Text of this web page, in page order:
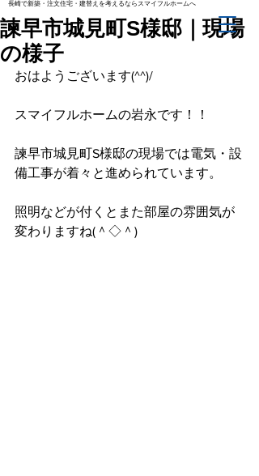
長崎で新築・注文住宅・建替えを考えるならスマイフルホームへ
諫早市城見町S様邸｜現場
の様子
おはようございます(^^)/
スマイフルホームの岩永です！！
諫早市城見町S様邸の現場では電気・設
備工事が着々と進められています。
照明などが付くとまた部屋の雰囲気が
変わりますね(＾◇＾)